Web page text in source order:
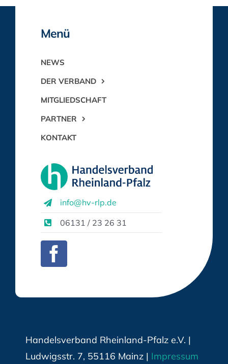
Menü
NEWS
DER VERBAND
MITGLIEDSCHAFT
PARTNER
KONTAKT
info@hv-rlp.de
06131 / 23 26 31
Handelsverband Rheinland-Pfalz e.V. |
Ludwigsstr. 7, 55116 Mainz | Impressum